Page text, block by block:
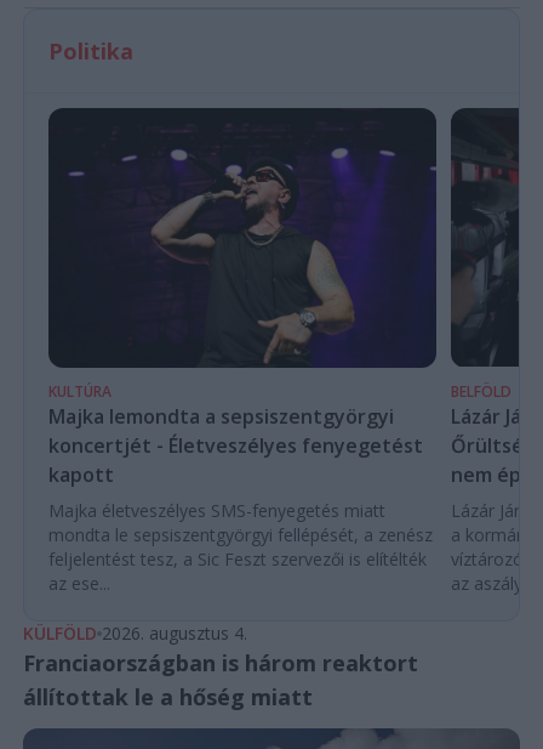
Politika
KULTÚRA
Majka lemondta a sepsiszentgyörgyi
koncertjét - Életveszélyes fenyegetést
kapott
Majka életveszélyes SMS-fenyegetés miatt
mondta le sepsiszentgyörgyi fellépését, a zenész
feljelentést tesz, a Sic Feszt szervezői is elítélték
az ese...
BELFÖLD
Lázár
Őrültség
nem
Lázár
a kormány
az
KÜLFÖLD 2026. augusztus 4.
Franciaországban is három reaktort
állítottak le a hőség miatt